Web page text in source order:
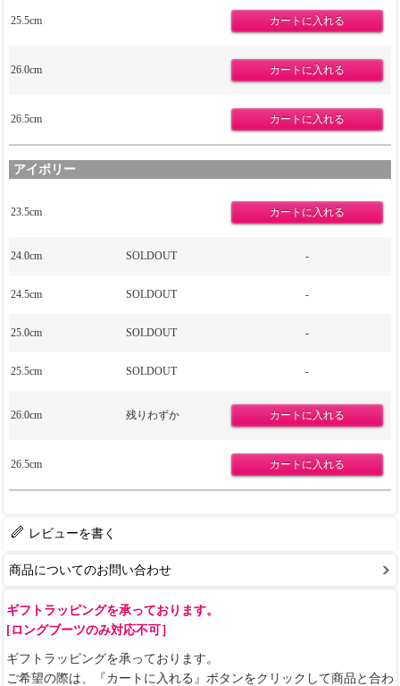
25.5cm
26.0cm
26.5cm
アイボリー
23.5cm
24.0cm SOLDOUT -
24.5cm SOLDOUT -
25.0cm SOLDOUT -
25.5cm SOLDOUT -
26.0cm 残りわずか
26.5cm
レビューを書く
商品についてのお問い合わせ
ギフトラッピングを承っております。
[ロングブーツのみ対応不可］
ギフトラッピングを承っております。
ご希望の際は、『カートに入れる』ボタンをクリックして商品と合わ